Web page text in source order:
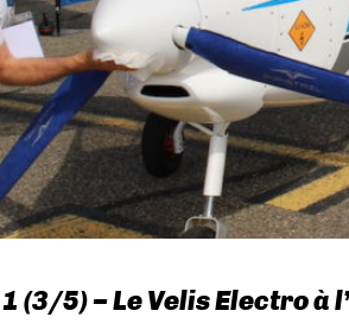
(3/5) – Le Velis Electro à